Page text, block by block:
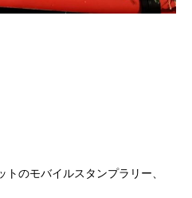
のモバイルスタンプラリー、